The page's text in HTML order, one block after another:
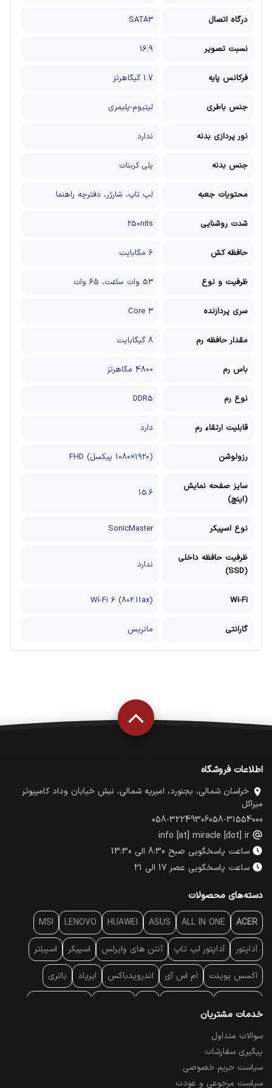
درگاه اتصال SATA3
نسبت تصویر 16:9
فرکانس پایه 1.7 گیگاهرتز
جنس باطری لیتیوم-پلیمری
نور پردازی بدنه ندارد
جنس بدنه پلی کربنات
محتویات جعبه لپ تاپ، شارژر، دفترچه راهنما
شدت روشنایی 250nits
حافظه کش 6 مگابایت
ظرفیت و نوع 53 وات ساعت، 65 وات
سری پردازنده Core 3
مقدار حافظه رم 8 گیگابایت
باس رم 4800 مگاهرتز
نوع رم DDR5
قابلیت ارتقاء رم دارد
رزولوشن (1920×1080 پیکسل) FHD
سایز صفحه نمایش
(اینچ)
15.6
نوع اسپیکر SonicMaster
ظرفیت حافظه داخلی
(SSD)
ندارد
Wi-Fi
Wi-Fi 6 (802.11ax)
گارانتی ماتریس
اطلاعات فروشگاه
خراسان شمالی، بجنورد، امیریه شمالی، نبش خیابان وداد کامپیوتر
میراکل
058-31554000
058-32249306
info [at] miracle [dot] ir
ساعت پاسخگویی صبح 8:30 الی 13:30
ساعت پاسخگویی عصر 17 الی 21
دسته‌های محصولات
ACER
ALL IN ONE
ASUS
HUAWEI
LENOVO
MSI
آداپتور آداپتور لپ تاپ آنتن‌ های وایرلس اسپیکر اسپیلتر
اکسس پوینت ام اس آی اندرویدباکس ایرپاد باتری
پایه سقفی
پرده نمایش
تبلت و موبایل تجهیزات پسیو شبکه
خدمات مشتریان
سوالات متداول
پیگیری سفارشات
سیاست حریم خصوصی
سیاست مرجوعی و عودت